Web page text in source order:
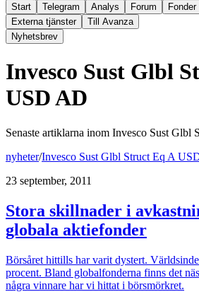
Start Telegram Analys Forum Fonder
Externa tjänster
Till Avanza
Nyhetsbrev
Invesco Sust Glbl
USD AD
Senaste artiklarna inom Invesco Sust Glbl
nyheter/Invesco Sust Glbl Struct Eq A
23 september, 2011
Stora skillnader i
globala aktiefonder
Börsåret hittills har varit dystert.
procent. Bland globalfonderna finns det
några vinnare har vi hittat i börsmörkret.